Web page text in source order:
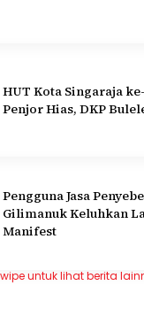
HUT Kota Singaraja
Penjor Hias, DKP
Pengguna Jasa
Gilimanuk Keluhkan
Manifest
untuk lihat berita